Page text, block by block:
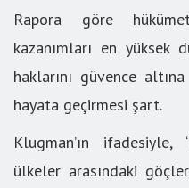
Rapora göre
kazanımları en yüksek
haklarını güvence
hayata geçirmesi şart.
Klugman’ın
ülkeler arasındaki